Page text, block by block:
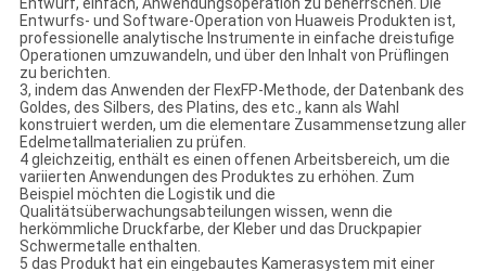
Entwurf, einfach, Anwendungsoperation zu beherrschen. Die
Entwurfs- und Software-Operation von Huaweis Produkten ist,
professionelle analytische Instrumente in einfache dreistufige
Operationen umzuwandeln, und über den Inhalt von Prüflingen
zu berichten.
3, indem das Anwenden der FlexFP-Methode, der Datenbank des
Goldes, des Silbers, des Platins, des etc., kann als Wahl
konstruiert werden, um die elementare Zusammensetzung aller
Edelmetallmaterialien zu prüfen.
4 gleichzeitig, enthält es einen offenen Arbeitsbereich, um die
variierten Anwendungen des Produktes zu erhöhen. Zum
Beispiel möchten die Logistik und die
Qualitätsüberwachungsabteilungen wissen, wenn die
herkömmliche Druckfarbe, der Kleber und das Druckpapier
Schwermetalle enthalten.
5 das Produkt hat ein eingebautes Kamerasystem mit einer